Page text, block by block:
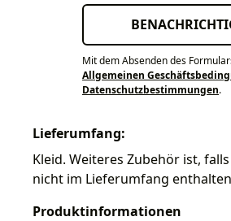
Mit dem Absenden des
Allgemeinen
Datenschutzbestimmungen.
Lieferumfang:
Kleid. Weiteres Zubehör ist,
nicht im Lieferumfang
Produktinformationen